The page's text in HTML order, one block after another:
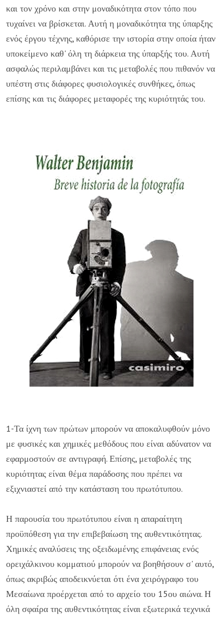
και τον χρόνο και στην μοναδικότητα στον τόπο που
τυχαίνει να βρίσκεται. Αυτή η μοναδικότητα της ύπαρξης
ενός έργου τέχνης, καθόρισε την ιστορία στην οποία ήταν
υποκείμενο καθ' όλη τη διάρκεια της ύπαρξής του. Αυτή
ασφαλώς περιλαμβάνει και τις μεταβολές που πιθανόν να
υπέστη στις διάφορες φυσιολογικές συνθήκες, όπως
επίσης και τις διάφορες μεταφορές της κυριότητάς του.
1-Τα ίχνη των πρώτων μπορούν να αποκαλυφθούν μόνο
με φυσικές και χημικές μεθόδους που είναι αδύνατον να
εφαρμοστούν σε αντιγραφή. Επίσης, μεταβολές της
κυριότητας είναι θέμα παράδοσης που πρέπει να
εξιχνιαστεί από την κατάσταση του πρωτότυπου.
Η παρουσία του πρωτότυπου είναι η απαραίτητη
προϋπόθεση για την επιβεβαίωση της αυθεντικότητας.
Χημικές αναλύσεις της οξειδωμένης επιφάνειας ενός
ορειχάλκινου κομματιού μπορούν να βοηθήσουν σ' αυτό,
όπως ακριβώς αποδεικνύεται ότι ένα χειρόγραφο του
Μεσαίωνα προέρχεται από το αρχείο του 15ου αιώνα. Η
όλη σφαίρα της αυθεντικότητας είναι εξωτερικά τεχνικά